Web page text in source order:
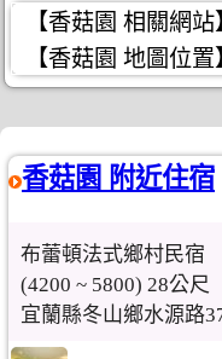
【香菇園 相關網站
【香菇園 地圖位置
香菇園 附近住宿
布蕾頓法式鄉村民宿
(4200 ~ 5800) 28公尺
宜蘭縣冬山鄉水源路